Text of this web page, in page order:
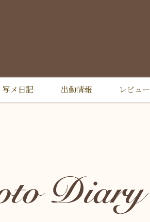
写メ日記 出勤情報 レビュー